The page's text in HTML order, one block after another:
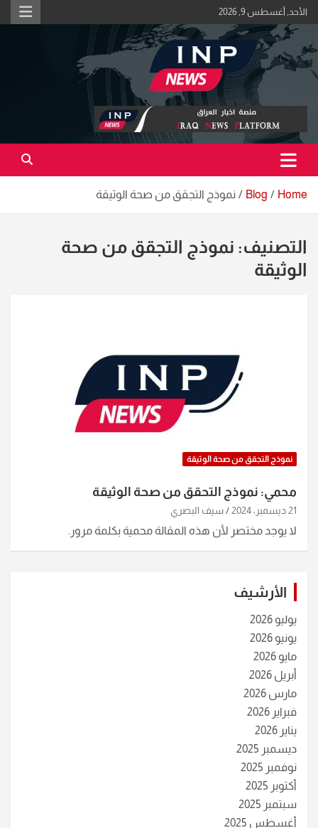
Skip
to
content
الأحد, أغسطس 9, 2026
منصة اخبار العراق
اكبر منصة خبرية في العراق | #الحقيقة_اولاً
Home
Blog نموذج التجقق من صحة الوثيقة
التصنيف: نموذج التجقق من صحة
الوثيقة
نموذج التجقق من صحة الوثيقة
محمي: نموذج التحقق من صحة الوثيقة
21 ديسمبر، 2024 سيف البصري
لا يوجد مختصر لأن هذه المقالة محمية بكلمة مرور.
الأرشيف
يوليو 2026
يونيو 2026
مايو 2026
أبريل 2026
مارس 2026
فبراير 2026
يناير 2026
ديسمبر 2025
نوفمبر 2025
أكتوبر 2025
سبتمبر 2025
أغسطس 2025